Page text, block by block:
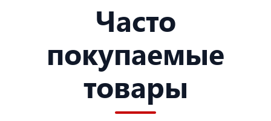
Часто
покупаемые
товары